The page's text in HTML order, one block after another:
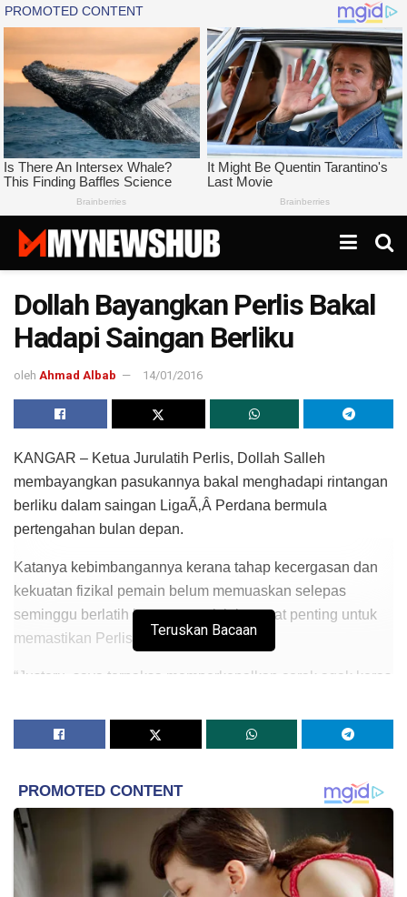
Dollah Bayangkan Perlis Bakal
Hadapi Saingan Berliku
oleh Ahmad Albab 14/01/2016
KANGAR – Ketua Jurulatih Perlis, Dollah Salleh
membayangkan pasukannya bakal menghadapi rintangan
berliku dalam saingan LigaÃ‚Â Perdana bermula
pertengahan bulan depan.
Katanya kebimbangannya kerana tahap kecergasan dan
kekuatan fizikal pemain belum memuaskan selepas
seminggu berlatih kerana aspek ini sangat penting untuk
memastikan Perlis mara lebih jauh.
“Justeru, saya terpaksa memperkenalkan corak agak keras
pemain didapati tidak dapat mengikutinya dengan
memuaskan.
“Saya yakin corak yang diperkenalkan ini berupaya
meningkatkan ketahanan pemain. Pada masa sama saya
berusaha membina keserasian dan kemantapan mereka,”
kata Dollah kepada Bernama, di sini hari ini.
Teruskan Bacaan